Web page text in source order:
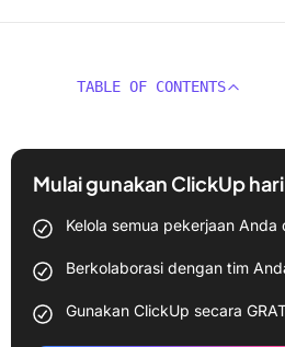
TABLE OF CONTENTS
Mulai gunakan ClickUp
Kelola semua pekerjaan
Berkolaborasi dengan tim
Gunakan ClickUp secara